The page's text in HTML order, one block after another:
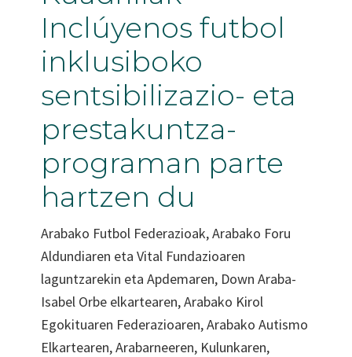
Inclúyenos futbol
inklusiboko
sentsibilizazio- eta
prestakuntza-
programan parte
hartzen du
Arabako Futbol Federazioak, Arabako Foru
Aldundiaren eta Vital Fundazioaren
laguntzarekin eta Apdemaren, Down Araba-
Isabel Orbe elkartearen, Arabako Kirol
Egokituaren Federazioaren, Arabako Autismo
Elkartearen, Arabarneeren, Kulunkaren,